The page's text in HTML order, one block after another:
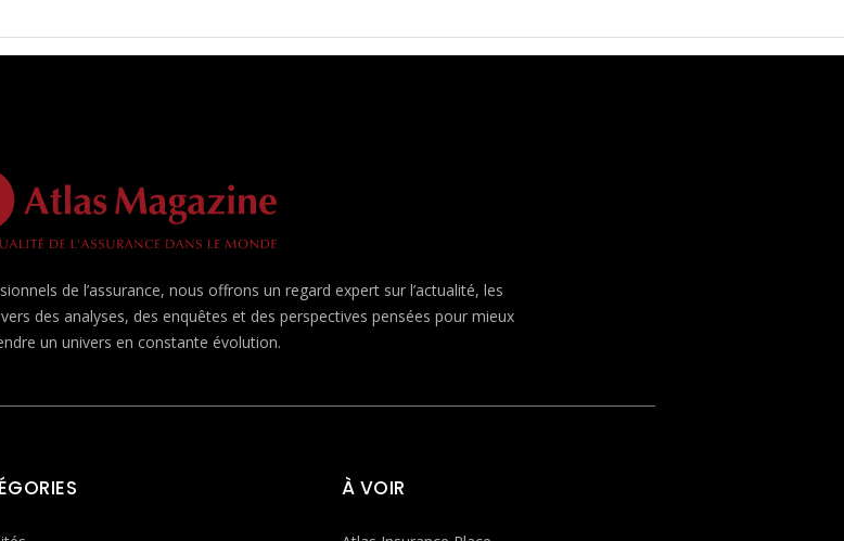
de l’assurance, nous offrons un regard expert sur l’actualité, les
des analyses, des enquêtes et des perspectives pensées pour mieux
un univers en constante évolution.
À VOIR